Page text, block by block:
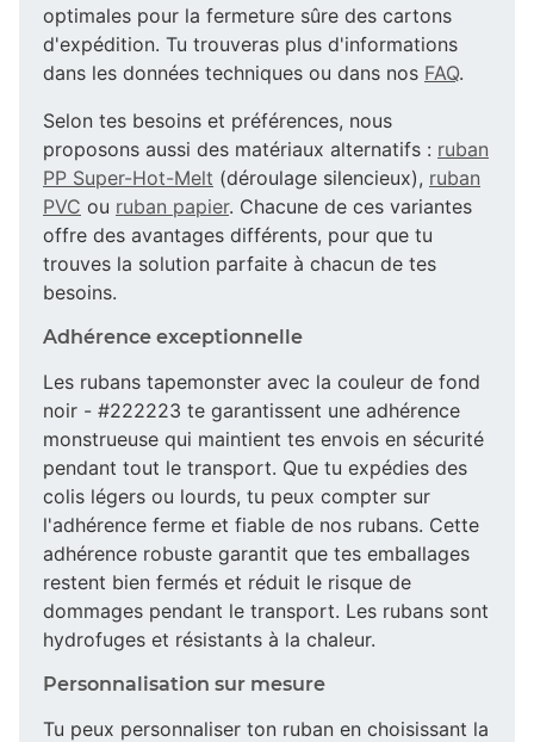
optimales pour la fermeture sûre des cartons
d'expédition. Tu trouveras plus d'informations
dans les données techniques ou dans nos FAQ.
Selon tes besoins et préférences, nous
proposons aussi des matériaux alternatifs : ruban
PP Super-Hot-Melt (déroulage silencieux), ruban
PVC ou ruban papier. Chacune de ces variantes
offre des avantages différents, pour que tu
trouves la solution parfaite à chacun de tes
besoins.
Adhérence exceptionnelle
Les rubans tapemonster avec la couleur de fond
noir - #222223 te garantissent une adhérence
monstrueuse qui maintient tes envois en sécurité
pendant tout le transport. Que tu expédies des
colis légers ou lourds, tu peux compter sur
l'adhérence ferme et fiable de nos rubans. Cette
adhérence robuste garantit que tes emballages
restent bien fermés et réduit le risque de
dommages pendant le transport. Les rubans sont
hydrofuges et résistants à la chaleur.
Personnalisation sur mesure
Tu peux personnaliser ton ruban en choisissant la